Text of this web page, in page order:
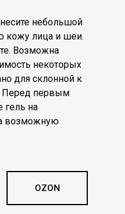
OZON
небольшой
кожу лица и шеи.
Возможна
некоторых
для склонной к
Перед первым
гель на
возможную